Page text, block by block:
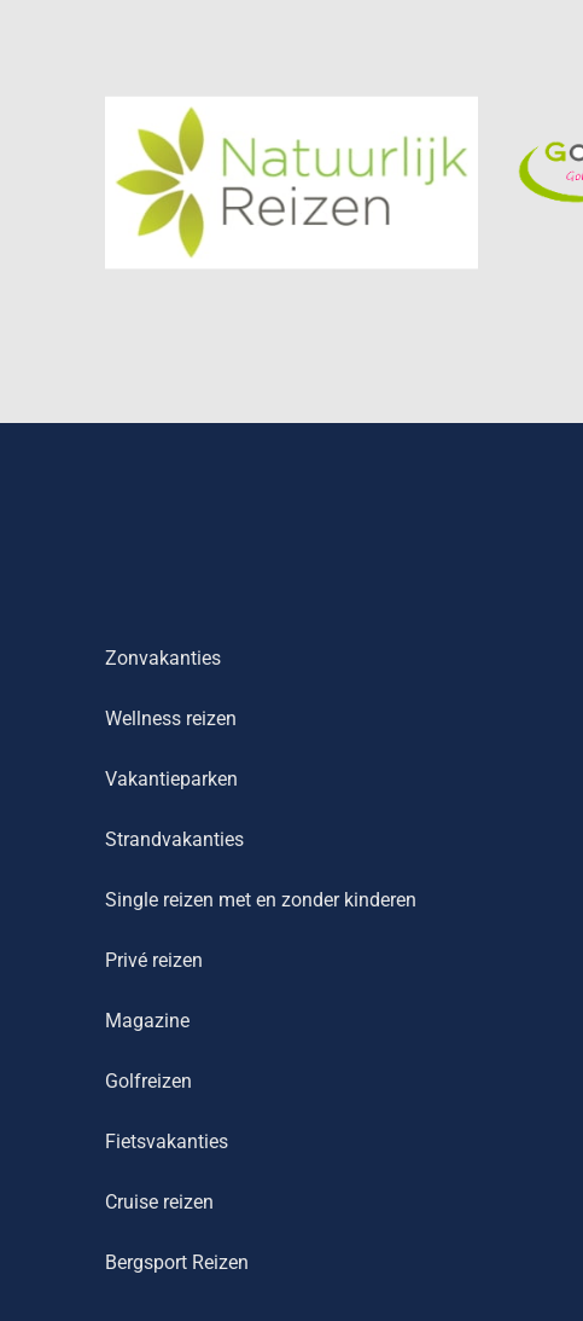
Zonvakanties
Wellness reizen
Vakantieparken
Strandvakanties
Single reizen met en zonder kinderen
Privé reizen
Magazine
Golfreizen
Fietsvakanties
Cruise reizen
Bergsport Reizen